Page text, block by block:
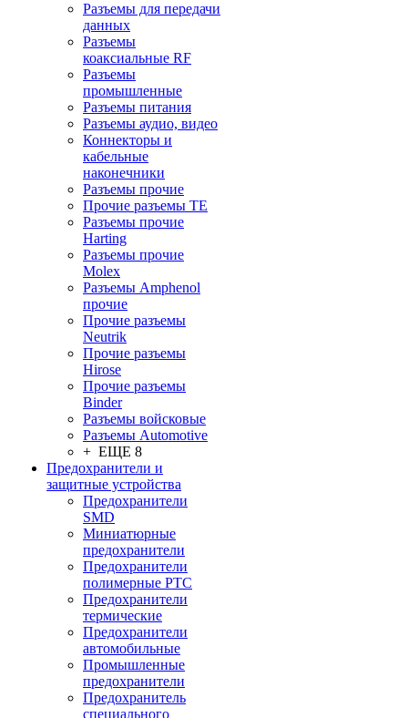
Разъeмы для передачи
данных
Разъeмы
коаксиальные RF
Разъeмы
промышленные
Разъeмы питания
Разъeмы аудио, видео
Коннекторы и
кабельные
наконечники
Разъeмы прочие
Прочие разъемы TE
Разъемы прочие
Harting
Разъемы прочие
Molex
Разъемы Amphenol
прочие
Прочие разъемы
Neutrik
Прочие разъемы
Hirose
Прочие разъемы
Binder
Разъемы войсковые
Разъeмы Automotive
+ ЕЩЕ 8
Предохранители и
защитные устройства
Предохранители
SMD
Миниатюрные
предохранители
Предохранители
полимерные PTC
Предохранители
термические
Предохранители
автомобильные
Промышленные
предохранители
Предохранитель
специального